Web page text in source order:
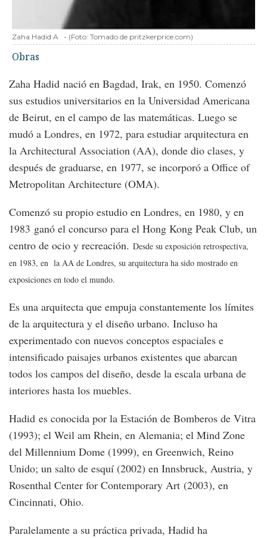
Zaha Hadid A - (Foto: Tomado de pritzkerprice.com)
Obras
Zaha Hadid nació en Bagdad, Irak, en 1950. Comenzó
sus estudios universitarios en la Universidad Americana
de Beirut, en el campo de las matemáticas. Luego se
mudó a Londres, en 1972, para estudiar arquitectura en
la Architectural Association (AA), donde dio clases, y
después de graduarse, en 1977, se incorporó a Office of
Metropolitan Architecture (OMA).
Comenzó su propio estudio en Londres, en 1980, y en
1983 ganó el concurso para el Hong Kong Peak Club, un
centro de ocio y recreación. Desde su exposición retrospectiva,
en 1983, en la AA de Londres, su arquitectura ha sido mostrado en
exposiciones en todo el mundo.
Es una arquitecta que empuja constantemente los límites
de la arquitectura y el diseño urbano. Incluso ha
experimentado con nuevos conceptos espaciales e
intensificado paisajes urbanos existentes que abarcan
todos los campos del diseño, desde la escala urbana de
interiores hasta los muebles.
Hadid es conocida por la Estación de Bomberos de Vitra
(1993); el Weil am Rhein, en Alemania; el Mind Zone
del Millennium Dome (1999), en Greenwich, Reino
Unido; un salto de esquí (2002) en Innsbruck, Austria, y
Rosenthal Center for Contemporary Art (2003), en
Cincinnati, Ohio.
Paralelamente a su práctica privada, Hadid ha